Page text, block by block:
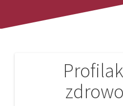
Nawigacja